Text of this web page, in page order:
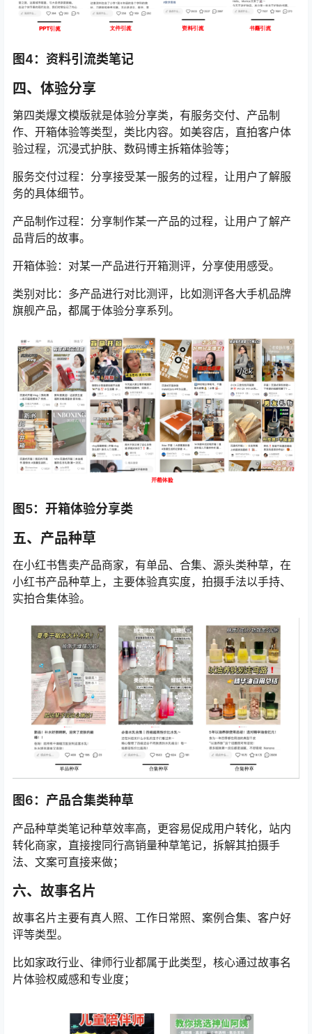
图4：资料引流类笔记
四、体验分享
第四类爆文模版就是体验分享类，有服务交付、产品制
作、开箱体验等类型，类比内容。如美容店，直拍客户体
验过程，沉浸式护肤、数码博主拆箱体验等；
服务交付过程：分享接受某一服务的过程，让用户了解服
务的具体细节。
产品制作过程：分享制作某一产品的过程，让用户了解产
品背后的故事。
开箱体验：对某一产品进行开箱测评，分享使用感受。
类别对比：多产品进行对比测评，比如测评各大手机品牌
旗舰产品，都属于体验分享系列。
图5：开箱体验分享类
五、产品种草
在小红书售卖产品商家，有单品、合集、源头类种草，在
小红书产品种草上，主要体验真实度，拍摄手法以手持、
实拍合集体验。
图6：产品合集类种草
产品种草类笔记种草效率高，更容易促成用户转化，站内
转化商家，直接搜同行高销量种草笔记，拆解其拍摄手
法、文案可直接来做；
六、故事名片
故事名片主要有真人照、工作日常照、案例合集、客户好
评等类型。
比如家政行业、律师行业都属于此类型，核心通过故事名
片体验权威感和专业度；